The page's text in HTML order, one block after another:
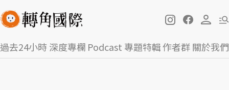
過去24小時深度專欄 Podcast 專題特輯作者群關於我們